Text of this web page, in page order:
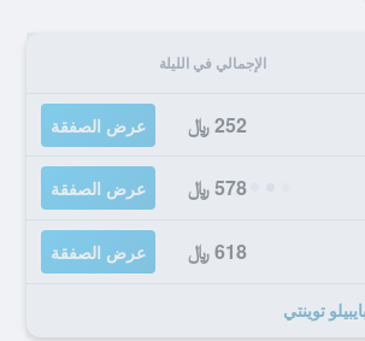
الإجمالي في الليلة
252 ﷼ عرض الصفقة
578 ﷼ عرض الصفقة
618 ﷼ عرض الصفقة